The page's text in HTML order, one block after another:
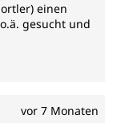
einen
gesucht und
vor 7 Monaten